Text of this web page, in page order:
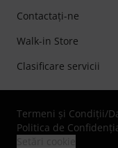
Contactaţi-ne
Walk-in Store
Clasificare servicii
Termeni şi Condiţii/
Politica de